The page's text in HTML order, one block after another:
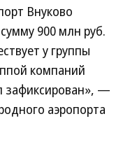
Внуково
900 млн руб.
у группы
компаний
зафиксирован», —
аэропорта